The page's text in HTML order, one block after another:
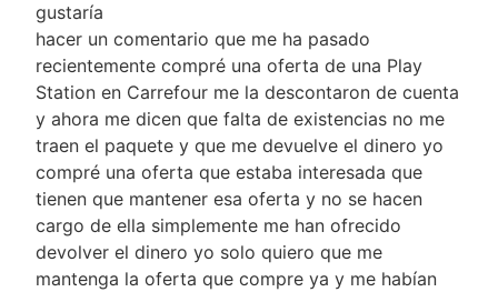
gustaría
hacer un comentario que me ha pasado
recientemente compré una oferta de una Play
Station en Carrefour me la descontaron de cuenta
y ahora me dicen que falta de existencias no me
traen el paquete y que me devuelve el dinero yo
compré una oferta que estaba interesada que
tienen que mantener esa oferta y no se hacen
cargo de ella simplemente me han ofrecido
devolver el dinero yo solo quiero que me
mantenga la oferta que compre ya y me habían